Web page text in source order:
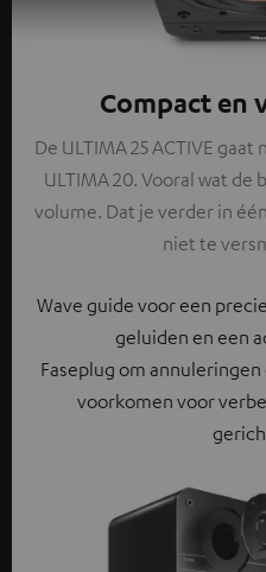
Compact en
De ULTIMA 25 ACTIVE
ULTIMA 20. Vooral wat
volume. Dat je verder in
niet te
Wave guide voor een
geluiden en een
Faseplug om
voorkomen voor